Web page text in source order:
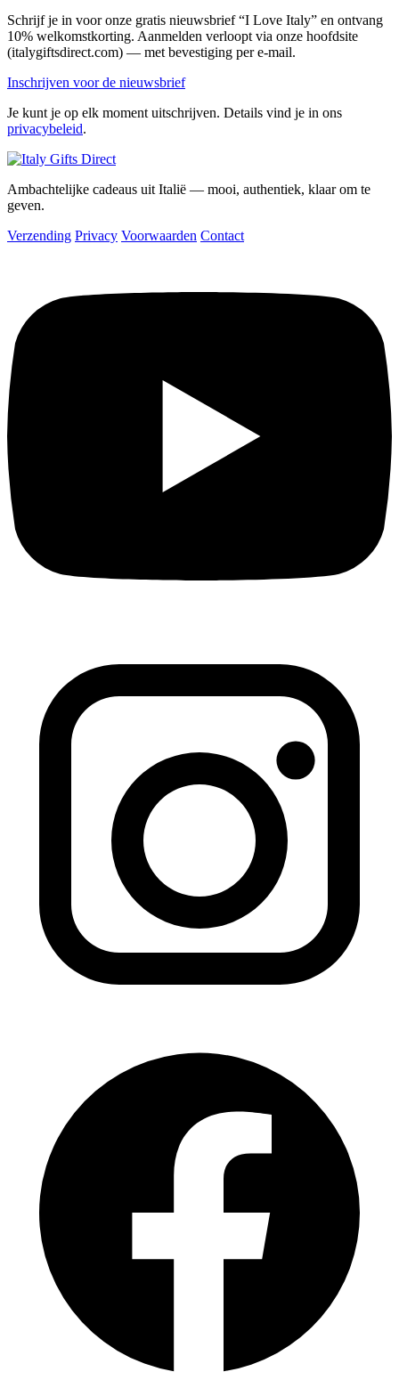
Schrijf je in voor onze gratis nieuwsbrief “I Love Italy” en ontvang
10% welkomstkorting. Aanmelden verloopt via onze hoofdsite
(italygiftsdirect.com) — met bevestiging per e-mail.
Inschrijven voor de nieuwsbrief
Je kunt je op elk moment uitschrijven. Details vind je in ons
privacybeleid.
Ambachtelijke cadeaus uit Italië — mooi, authentiek, klaar om te
geven.
Verzending Privacy Voorwaarden Contact